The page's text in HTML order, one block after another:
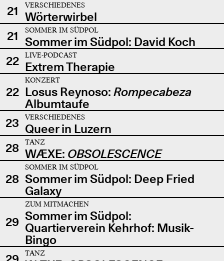
21
VERSCHIEDENES
Wörterwirbel
21
SOMMER IM SÜDPOL
Sommer im Südpol: David Koch
22
LIVE-PODCAST
Extrem Therapie
22
KONZERT
Losus Reynoso: Rompecabeza
Albumtaufe
23
VERSCHIEDENES
Queer in Luzern
28
TANZ
WÆXE: OBSOLESCENCE
28
SOMMER IM SÜDPOL
Sommer im Südpol: Deep Fried
Galaxy
29
ZUM MITMACHEN
Sommer im Südpol:
Quartierverein Kehrhof: Musik-
Bingo
TANZ